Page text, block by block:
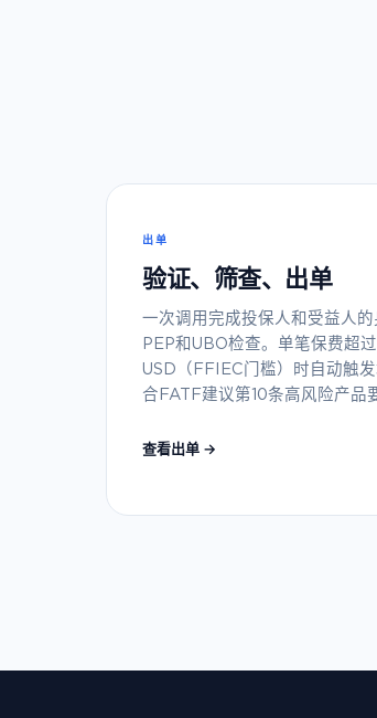
出单
验证、筛查、出单
一次调用完成投保人和受益人的
PEP和UBO检查。单笔保费超
USD（FFIEC门槛）时自动触
合FATF建议第10条高风险产品
查看出单 →